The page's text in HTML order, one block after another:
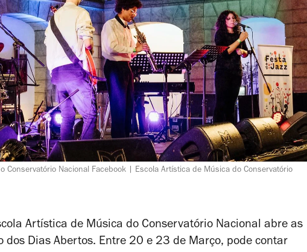
Conservatório Nacional Facebook | Escola Artística de Música do Conservatório
Artística de Música do Conservatório Nacional abre as
dos Dias Abertos. Entre 20 e 23 de Março, pode contar